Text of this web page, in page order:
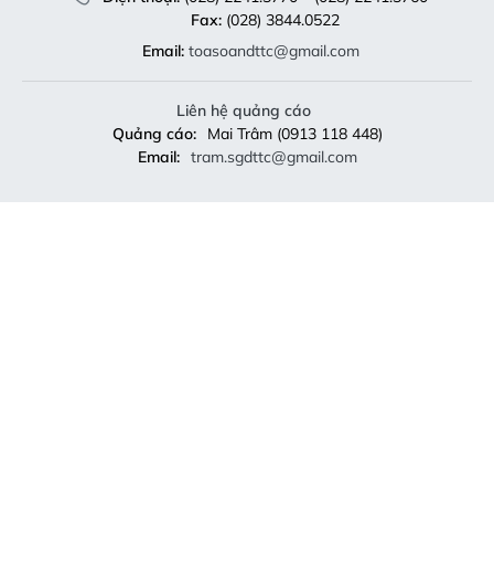
Fax:(028) 3844.0522
Email: toasoandttc@gmail.com
Liên hệ quảng cáo
Quảng cáo:
Mai Trâm (0913 118 448)
Email: tram.sgdttc@gmail.com